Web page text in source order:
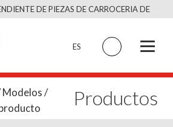
Saltar
DE PIEZAS DE CARROCERIA DE
EQUIVALENTE AL ORIGINAL
ES
Modelos/
Productos